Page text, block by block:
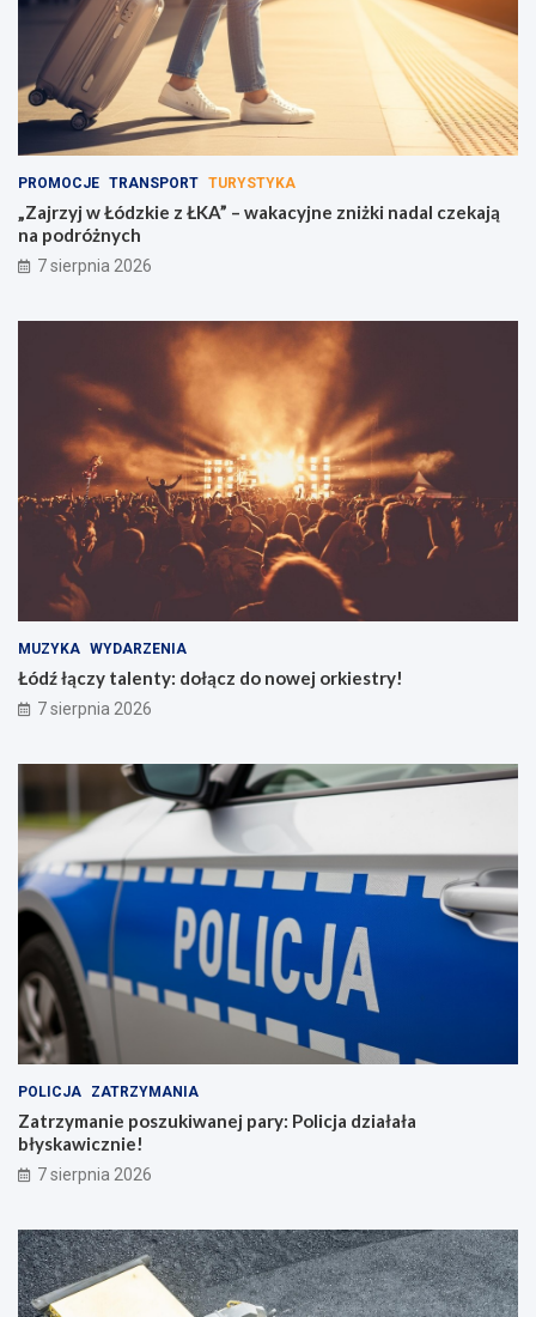
PROMOCJE TRANSPORT TURYSTYKA
„Zajrzyj w Łódzkie z ŁKA” – wakacyjne zniżki nadal czekają
na podróżnych
7 sierpnia 2026
MUZYKA WYDARZENIA
Łódź łączy talenty: dołącz do nowej orkiestry!
7 sierpnia 2026
POLICJA ZATRZYMANIA
Zatrzymanie poszukiwanej pary: Policja działała
błyskawicznie!
7 sierpnia 2026